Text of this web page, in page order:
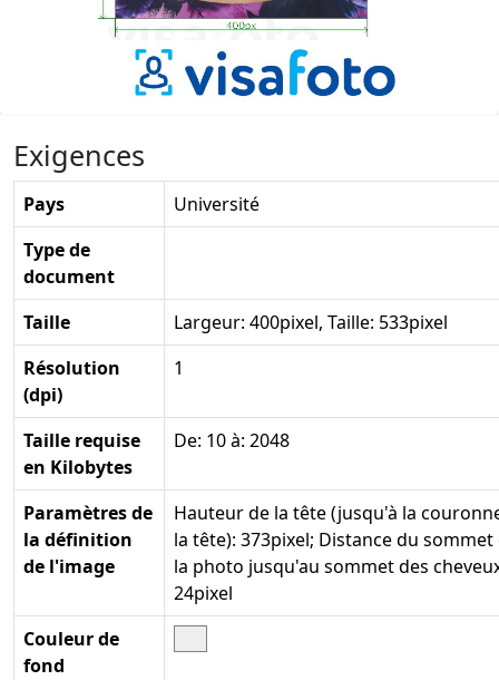
Exigences
Pays
Université
Type de
document
Taille
Largeur: 400pixel, Taille: 533pixel
Résolution
(dpi)
1
Taille requise
en Kilobytes
De: 10 à: 2048
Paramètres de
la définition
de l'image
Hauteur de la tête (jusqu'à la
la tête): 373pixel; Distance du sommet
la photo jusqu'au sommet des
24pixel
Couleur de
fond